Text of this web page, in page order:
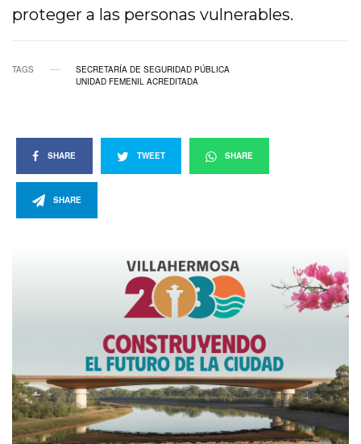
proteger a las personas vulnerables.
TAGS
SECRETARÍA DE SEGURIDAD PÚBLICA
UNIDAD FEMENIL ACREDITADA
SHARE TWEET SHARE
SHARE